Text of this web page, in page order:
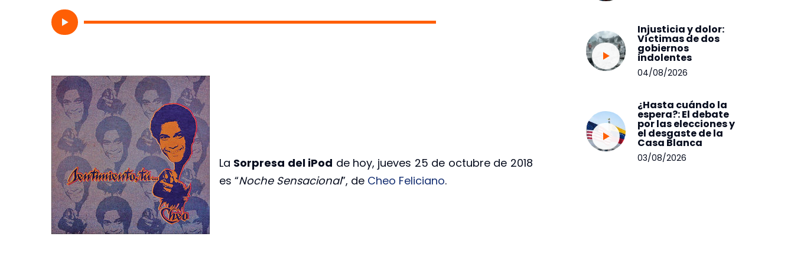
La Sorpresa del iPod de hoy, jueves 25 de octubre de 2018
es “Noche Sensacional”, de Cheo Feliciano.
Injusticia y dolor:
Víctimas de dos
gobiernos
indolentes
04/08/2026
¿Hasta cuándo la
espera?: El debate
por las elecciones y
el desgaste de la
Casa Blanca
03/08/2026